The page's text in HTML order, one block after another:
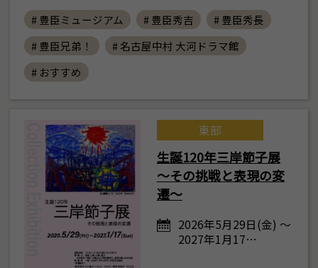
# 豊臣ミュージアム # 豊臣秀吉
# 豊臣秀長
# 豊臣兄弟！
# 名古屋中村 大河ドラマ館
# おすすめ
東部
生誕120年三岸節子展
～その挑戦と表現の変
遷～
2026年5月29日(金) ～
2027年1月17…